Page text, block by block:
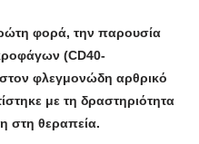
φορά, την παρουσία
(CD40-
φλεγμονώδη αρθρικό
με τη δραστηριότητα
στη θεραπεία.